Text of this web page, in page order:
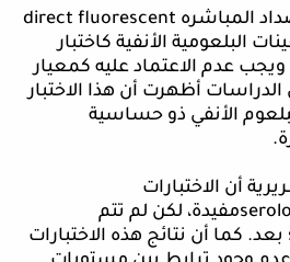
المباشره direct fluorescent
البلعومية الأنفية كاختبار
عدم الاعتماد عليه كمعيار
أظهرت أن هذا الاختبار
الأنفي ذو حساسية
أن الاختبارات
مفيدة، لكن لم تتم
بعد. كما أن نتائج هذه الاختبارات